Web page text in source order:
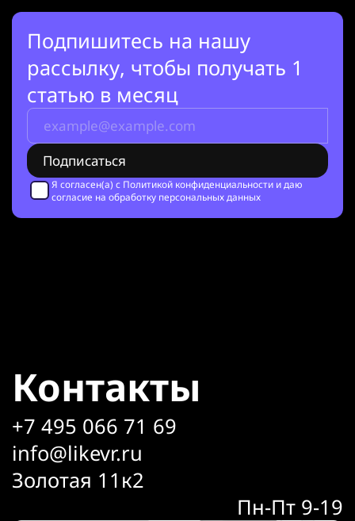
Подпишитесь на нашу
рассылку, чтобы получать 1
статью в месяц
Я согласен(а) с Политикой конфиденциальности и даю
согласие на обработку персональных данных
Контакты
+7 495 066 71 69
info@likevr.ru
Золотая 11к2
Пн-Пт 9-19